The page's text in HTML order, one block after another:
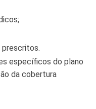
específicos do plano
da cobertura